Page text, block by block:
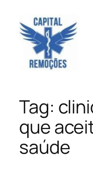
para
conteúdo
Tag:
que
saúde